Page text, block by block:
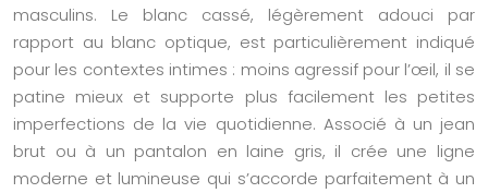
masculins. Le blanc cassé, légèrement adouci par
rapport au blanc optique, est particulièrement indiqué
pour les contextes intimes : moins agressif pour l’œil, il se
patine mieux et supporte plus facilement les petites
imperfections de la vie quotidienne. Associé à un jean
brut ou à un pantalon en laine gris, il crée une ligne
moderne et lumineuse qui s’accorde parfaitement à un